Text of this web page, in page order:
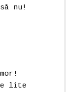
nu!
lite